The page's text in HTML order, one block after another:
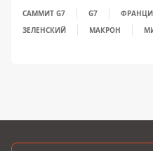
САММИТ G7 G7
ЗЕЛЕНСКИЙ
МАКРОН